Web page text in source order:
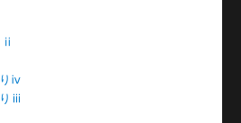
ⅱ
ⅳ
ⅲ